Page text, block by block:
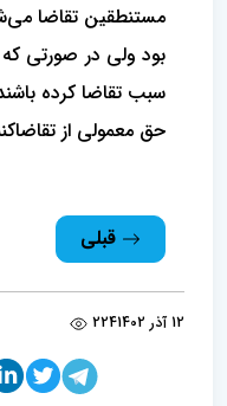
مستنطقین تقاضا
بود ولی در صورتی
سبب تقاضا کرده
حق معمولی از
قبلی
12 آذر 1402 224